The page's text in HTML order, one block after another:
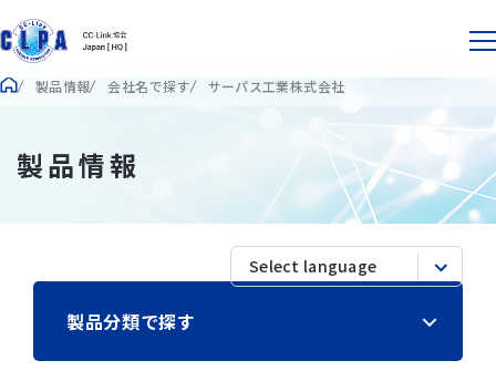
製品情報 会社名で探す サーパス工業株式会社
製品情報
製品分類で探す